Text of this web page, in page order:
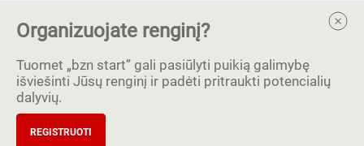
Organizuojate renginį?
Tuomet „bzn start” gali pasiūlyti puikią galimybę
išviešinti Jūsų renginį ir padėti pritraukti potencialių
dalyvių.
REGISTRUOTI